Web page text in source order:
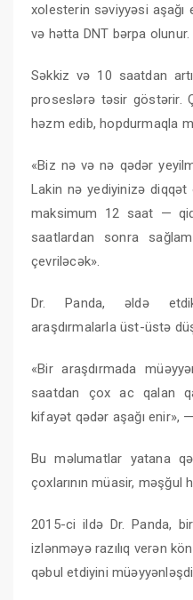
xolesterin səviyyəsi aşağı
və hətta DNT bərpa olunur.
Səkkiz və 10 saatdan
proseslərə təsir göstərir.
həzm edib, hopdurmaqla
«Biz nə və nə qədər
Lakin nə yediyinizə
maksimum 12 saat —
saatlardan sonra
çevriləcək».
Dr. Panda, əldə
araşdırmalarla üst-üstə
«Bir araşdırmada
saatdan çox ac qalan
kifayət qədər aşağı enir»,
Bu məlumatlar yatana
çoxlarının müasir, məşğul
2015-ci ildə Dr. Panda,
izlənməyə razılıq verən
qəbul etdiyini